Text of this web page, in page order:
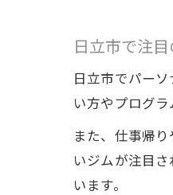
日立市で注
日立市でパー
い方やプログ
また、仕事帰
いジムが注目
います。